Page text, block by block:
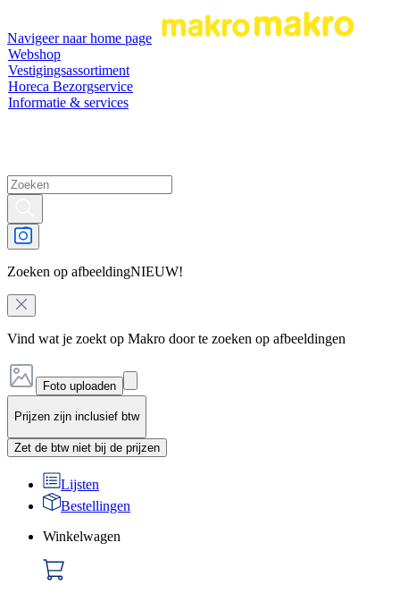
Navigeer naar home page
Webshop
Vestigingsassortiment
Horeca Bezorgservice
Informatie & services
Zoeken op afbeeldingNIEUW!
Vind wat je zoekt op Makro door te zoeken op afbeeldingen
Foto uploaden
Prijzen zijn inclusief btw
Zet de btw niet bij de prijzen
Lijsten
Bestellingen
Winkelwagen